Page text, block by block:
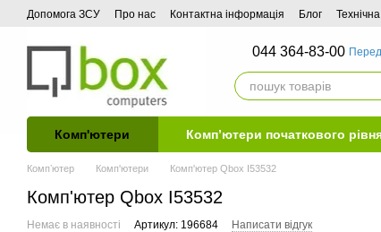
Перейти до основного контенту
Допомога ЗСУ Про нас Контактна інформація Блог
044 364-83-00
Комп'ютери Комп’ютери початкового
Компʼютер Комп'ютери Комп'ютер Qbox I53532
Комп'ютер Qbox I53532
Немає в наявності Артикул: 196684 Написати відгук